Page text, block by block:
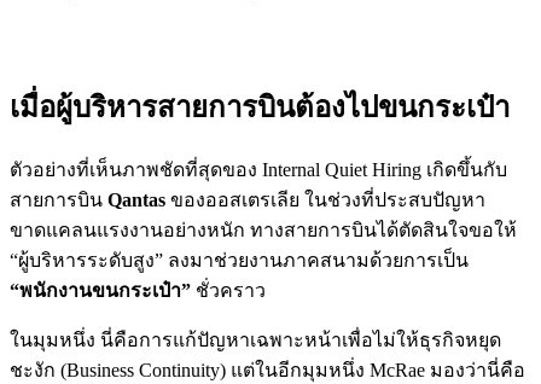
เมื่อผู้บริหารสายการบินต้องไปขนกระเป๋า
ตัวอย่างที่เห็นภาพชัดที่สุดของ Internal Quiet Hiring เกิดขึ้นกับ
สายการบิน Qantas ของออสเตรเลีย ในช่วงที่ประสบปัญหา
ขาดแคลนแรงงานอย่างหนัก ทางสายการบินได้ตัดสินใจขอให้
“ผู้บริหารระดับสูง” ลงมาช่วยงานภาคสนามด้วยการเป็น
“พนักงานขนกระเป๋า” ชั่วคราว
ในมุมหนึ่ง นี่คือการแก้ปัญหาเฉพาะหน้าเพื่อไม่ให้ธุรกิจหยุด
ชะงัก (Business Continuity) แต่ในอีกมุมหนึ่ง McRae มองว่านี่คือ